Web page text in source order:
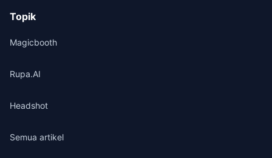
Topik
Magicbooth
Rupa.AI
Headshot
Semua artikel